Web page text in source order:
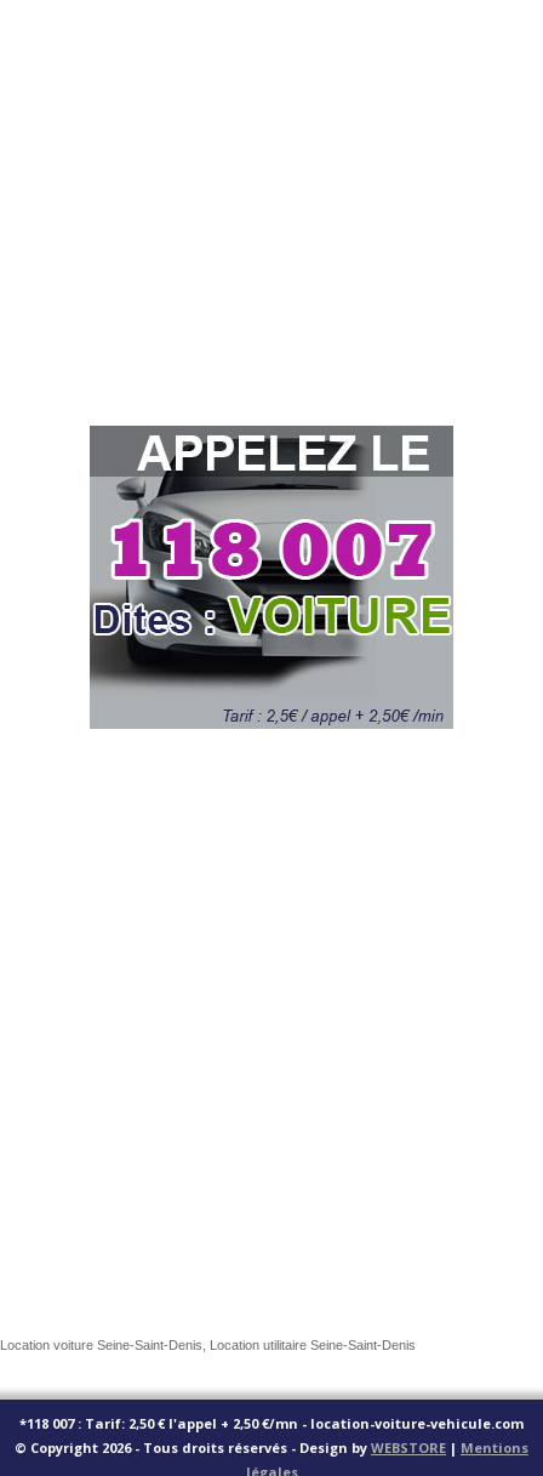
Location voiture Seine-Saint-Denis, Location utilitaire Seine-Saint-Denis
*118 007 : Tarif: 2,50 € l'appel + 2,50 €/mn - location-voiture-vehicule.com
© Copyright 2026 - Tous droits réservés - Design by WEBSTORE | Mentions
légales